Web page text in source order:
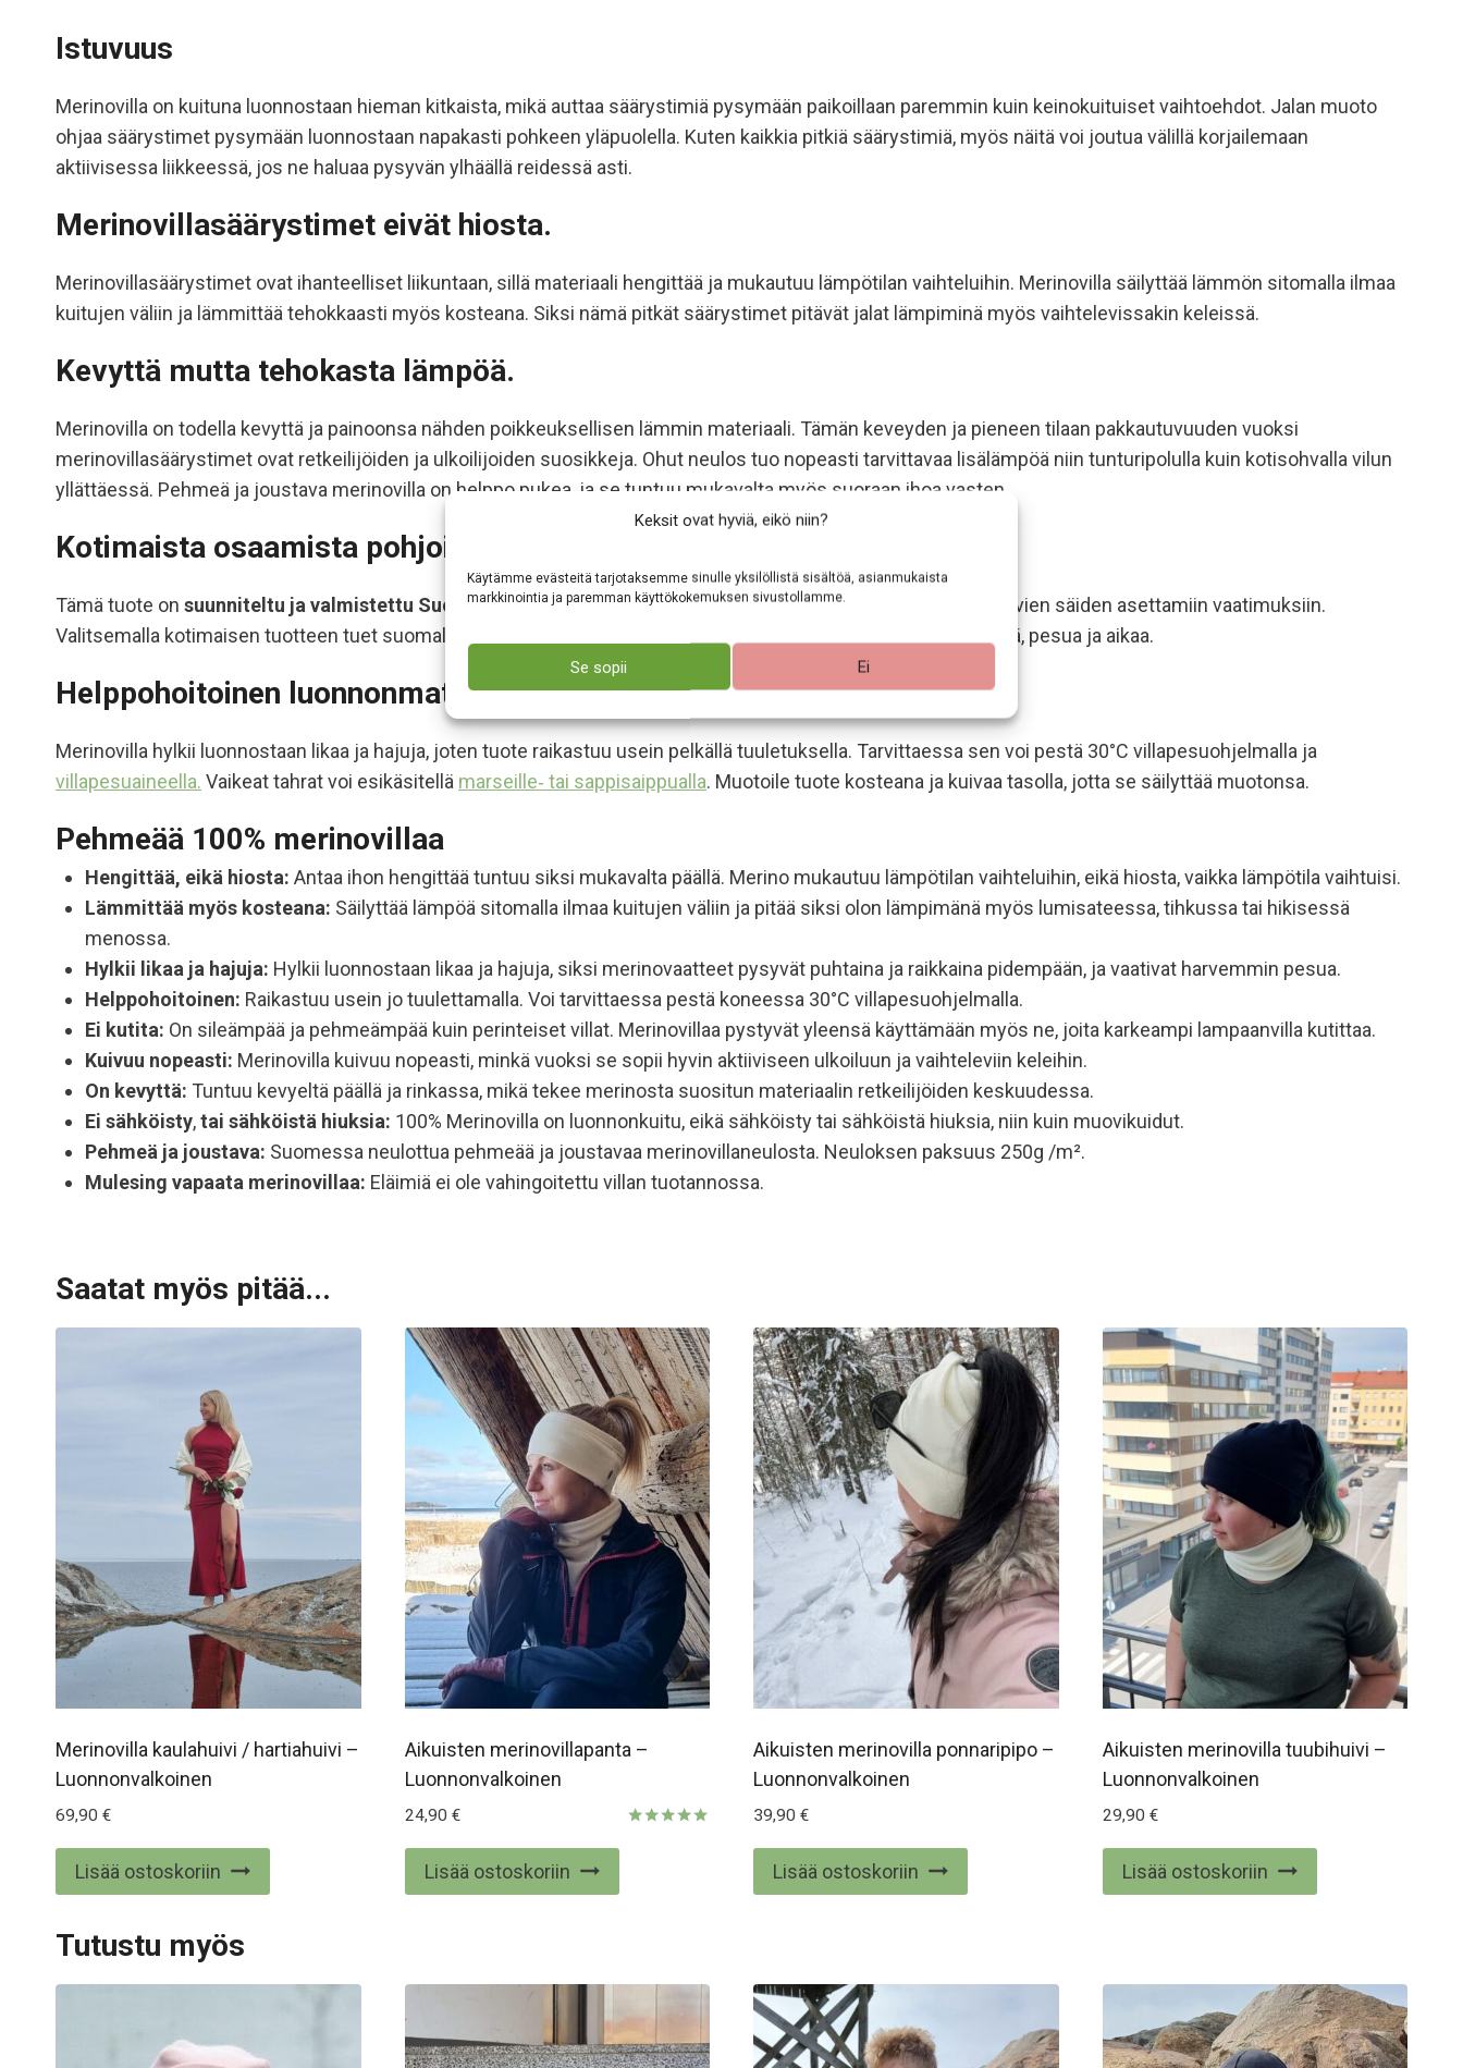
Keksit ovat hyviä, eikö niin?
Käytämme evästeitä tarjotaksemme sinulle yksilöllistä sisältöä, asianmukaista
markkinointia ja paremman käyttökokemuksen sivustollamme.
Se sopii Ei
Istuvuus
Merinovilla on kuituna luonnostaan hieman kitkaista, mikä auttaa säärystimiä pysymään paikoillaan paremmin kuin keinokuituiset vaihtoehdot. Jalan muoto
ohjaa säärystimet pysymään luonnostaan napakasti pohkeen yläpuolella. Kuten kaikkia pitkiä säärystimiä, myös näitä voi joutua välillä korjailemaan
aktiivisessa liikkeessä, jos ne haluaa pysyvän ylhäällä reidessä asti.
Merinovillasäärystimet eivät hiosta.
Merinovillasäärystimet ovat ihanteelliset liikuntaan, sillä materiaali hengittää ja mukautuu lämpötilan vaihteluihin. Merinovilla säilyttää lämmön sitomalla ilmaa
kuitujen väliin ja lämmittää tehokkaasti myös kosteana. Siksi nämä pitkät säärystimet pitävät jalat lämpiminä myös vaihtelevissakin keleissä.
Kevyttä mutta tehokasta lämpöä.
Merinovilla on todella kevyttä ja painoonsa nähden poikkeuksellisen lämmin materiaali. Tämän keveyden ja pieneen tilaan pakkautuvuuden vuoksi
merinovillasäärystimet ovat retkeilijöiden ja ulkoilijoiden suosikkeja. Ohut neulos tuo nopeasti tarvittavaa lisälämpöä niin tunturipolulla kuin kotisohvalla vilun
yllättäessä. Pehmeä ja joustava merinovilla on helppo pukea, ja se tuntuu mukavalta myös suoraan ihoa vasten.
Kotimaista osaamista pohjoisiin oloihin
Tämä tuote on suunniteltu ja valmistettu Suomessa. Se on kehitetty vastaamaan suomalaisen arjen ja vaihtelevien säiden asettamiin vaatimuksiin.
Valitsemalla kotimaisen tuotteen tuet suomalaista työtä ja varmistat, että varusteesi on tehty kestämään käyttöä, pesua ja aikaa.
Helppohoitoinen luonnonmateriaali
Merinovilla hylkii luonnostaan likaa ja hajuja, joten tuote raikastuu usein pelkällä tuuletuksella. Tarvittaessa sen voi pestä 30°C villapesuohjelmalla ja
villapesuaineella. Vaikeat tahrat voi esikäsitellä marseille‑ tai sappisaippualla. Muotoile tuote kosteana ja kuivaa tasolla, jotta se säilyttää muotonsa.
Pehmeää 100% merinovillaa
Hengittää, eikä hiosta: Antaa ihon hengittää tuntuu siksi mukavalta päällä. Merino mukautuu lämpötilan vaihteluihin, eikä hiosta, vaikka lämpötila vaihtuisi.
Lämmittää myös kosteana: Säilyttää lämpöä sitomalla ilmaa kuitujen väliin ja pitää siksi olon lämpimänä myös lumisateessa, tihkussa tai hikisessä
menossa.
Hylkii likaa ja hajuja: Hylkii luonnostaan likaa ja hajuja, siksi merinovaatteet pysyvät puhtaina ja raikkaina pidempään, ja vaativat harvemmin pesua.
Helppohoitoinen: Raikastuu usein jo tuulettamalla. Voi tarvittaessa pestä koneessa 30°C villapesuohjelmalla.
Ei kutita: On sileämpää ja pehmeämpää kuin perinteiset villat. Merinovillaa pystyvät yleensä käyttämään myös ne, joita karkeampi lampaanvilla kutittaa.
Kuivuu nopeasti: Merinovilla kuivuu nopeasti, minkä vuoksi se sopii hyvin aktiiviseen ulkoiluun ja vaihteleviin keleihin.
On kevyttä: Tuntuu kevyeltä päällä ja rinkassa, mikä tekee merinosta suositun materiaalin retkeilijöiden keskuudessa.
Ei sähköisty,tai sähköistä hiuksia: 100% Merinovilla on luonnonkuitu, eikä sähköisty tai sähköistä hiuksia, niin kuin muovikuidut.
Pehmeä ja joustava: Suomessa neulottua pehmeää ja joustavaa merinovillaneulosta. Neuloksen paksuus 250g /m².
Mulesing vapaata merinovillaa: Eläimiä ei ole vahingoitettu villan tuotannossa.
Saatat myös pitää...
Merinovilla kaulahuivi / hartiahuivi –
Luonnonvalkoinen
69,90 €
Lisää ostoskoriin
Aikuisten merinovillapanta –
Luonnonvalkoinen
24,90 €
Lisää ostoskoriin
Aikuisten merinovilla ponnaripipo –
Luonnonvalkoinen
39,90 €
Lisää ostoskoriin
Aikuisten merinovilla tuubihuivi –
Luonnonvalkoinen
29,90 €
Lisää ostoskoriin
Tutustu myös